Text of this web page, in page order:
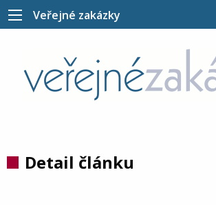
Veřejné zakázky
Detail článku